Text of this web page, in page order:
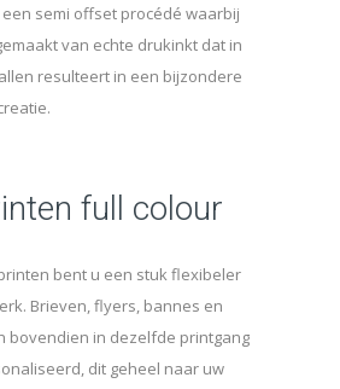
semi offset procédé waarbij
van echte drukinkt dat in
resulteert in een bijzondere
full colour
bent u een stuk flexibeler
Brieven, flyers, bannes en
bovendien in dezelfde printgang
dit geheel naar uw